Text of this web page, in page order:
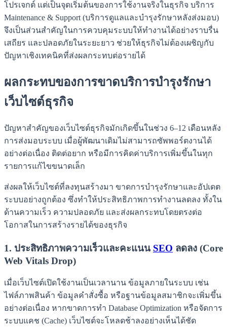
โปรเจกต์ แต่เป็นจุดเริ่มต้นของการใช้งานจริงในธุรกิจ บริการ
Maintenance & Support (บริการดูแลและบำรุงรักษาหลังส่งมอบ)
จึงเป็นส่วนสำคัญในการควบคุมระบบให้ทำงานได้อย่างราบรื่น
เสถียร และปลอดภัยในระยะยาว ช่วยให้ธุรกิจไม่ต้องเผชิญกับ
ปัญหาเชิงเทคนิคที่ส่งผลกระทบต่อรายได้
ผลกระทบของการขาดบริการบำรุงรักษา
เว็บไซต์ธุรกิจ
ปัญหาสำคัญของเว็บไซต์ธุรกิจมักเกิดขึ้นในช่วง 6–12 เดือนหลัง
การส่งมอบระบบ เมื่อผู้พัฒนาเดิมไม่สามารถซัพพอร์ตงานได้
อย่างต่อเนื่อง ติดต่อยาก หรือมีการคิดค่าบริการเพิ่มขึ้นในทุก
รายการแก้ไขขนาดเล็ก
ส่งผลให้เว็บไซต์ที่ลงทุนสร้างมา ขาดการบำรุงรักษาและอัปเดต
ระบบอย่างถูกต้อง ซึ่งทำให้ประสิทธิภาพการทำงานลดลง ทั้งใน
ด้านความเร็ว ความปลอดภัย และส่งผลกระทบโดยตรงต่อ
โอกาสในการสร้างรายได้ของธุรกิจ
1. ประสิทธิภาพความเร็วและคะแนน SEO ลดลง (Core
Web Vitals Drop)
เมื่อเว็บไซต์เปิดใช้งานเป็นเวลานาน ข้อมูลภายในระบบ เช่น
ไฟล์ภาพสินค้า ข้อมูลคำสั่งซื้อ หรือฐานข้อมูลสมาชิกจะเพิ่มขึ้น
อย่างต่อเนื่อง หากขาดการทำ Database Optimization หรือจัดการ
ระบบแคช (Cache) เว็บไซต์จะโหลดช้าลงอย่างเห็นได้ชัด